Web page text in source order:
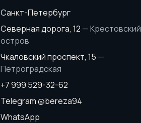
Санкт-Петербург
Северная дорога, 12 —Крестовский
остров
Чкаловский проспект, 15 —
Петроградская
+7 999 529-32-62
Telegram@bereza94
WhatsApp